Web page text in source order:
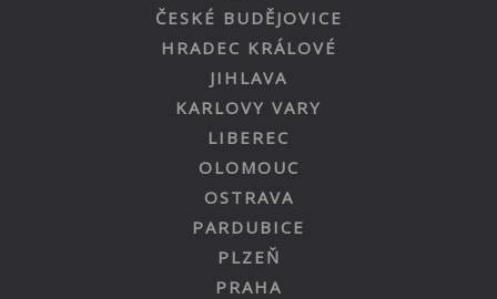
ČESKÉ BUDĚJOVICE
HRADEC KRÁLOVÉ
JIHLAVA
KARLOVY VARY
LIBEREC
OLOMOUC
OSTRAVA
PARDUBICE
PLZEŇ
PRAHA